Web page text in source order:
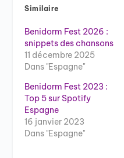
Similaire
Benidorm Fest 2026 :
snippets des chansons
11 décembre 2025
Dans "Espagne"
Benidorm Fest 2023 :
Top 5 sur Spotify
Espagne
16 janvier 2023
Dans "Espagne"